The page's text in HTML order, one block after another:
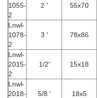
1055-
2
2 '
55x70
Lnwl-
1078-
2
3 ' 78x86
Lnwl-
2015-
2
1/2' 15x18
Lnwl-
2018-
5/8 ' 18x5